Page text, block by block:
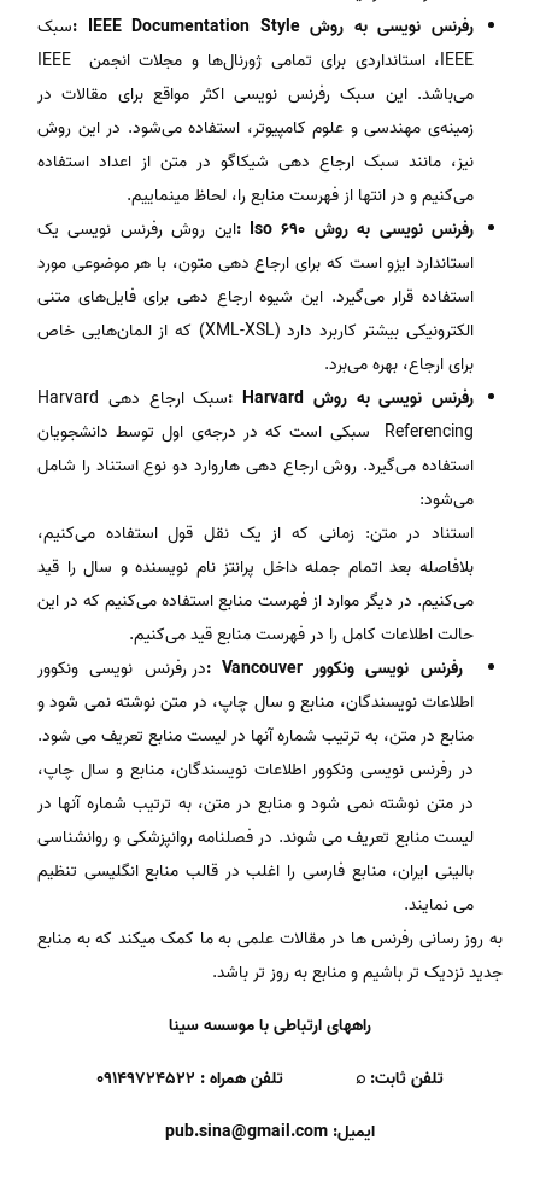
رفرنس نویسی به روش IEEE Documentation Style :
سبک
IEEE، استانداردی برای تمامی ژورنال‌ها و مجلات انجمن IEEE
می‌باشد. این سبک رفرنس نویسی اکثر مواقع برای مقالات در
زمینه‌ی مهندسی و علوم کامپیوتر، استفاده می‌شود. در این روش
نیز، مانند سبک ارجاع دهی شیکاگو در متن از اعداد استفاده
می‌کنیم و در انتها از فهرست منابع را، لحاظ مینماییم.
رفرنس نویسی به روش Iso 690 :
این روش رفرنس نویسی یک
استاندارد ایزو است که برای ارجاع دهی متون، با هر موضوعی مورد
استفاده قرار می‌گیرد. این شیوه ارجاع دهی برای فایل‌های متنی
الکترونیکی بیشتر کاربرد دارد (XML-XSL) که از المان‌هایی خاص
برای ارجاع، بهره می‌برد.
رفرنس نویسی به روش Harvard :
سبک ارجاع دهی Harvard
Referencing سبکی است که در درجه‌ی اول توسط دانشجویان
استفاده می‌گیرد. روش ارجاع دهی هاروارد دو نوع استناد را شامل
می‌شود:
استناد در متن: زمانی که از یک نقل قول استفاده می‌کنیم،
بلافاصله بعد اتمام جمله داخل پرانتز نام نویسنده و سال را قید
می‌کنیم. در دیگر موارد از فهرست منابع استفاده می‌کنیم که در این
حالت اطلاعات کامل را در فهرست منابع قید می‌کنیم.
رفرنس نویسی ونکوور Vancouver :
در رفرنس نویسی ونکوور
اطلاعات نویسندگان، منابع و سال چاپ، در متن نوشته نمی شود و
منابع در متن، به ترتیب شماره آنها در لیست منابع تعریف می شود.
در رفرنس نویسی ونکوور اطلاعات نویسندگان، منابع و سال چاپ،
در متن نوشته نمی شود و منابع در متن، به ترتیب شماره آنها در
لیست منابع تعریف می شوند. در فصلنامه روانپزشکی و روانشناسی
بالینی ایران، منابع فارسی را اغلب در قالب منابع انگلیسی تنظیم
می نمایند.
به روز رسانی رفرنس ها در مقالات علمی به ما کمک میکند که به منابع
جدید نزدیک تر باشیم و منابع به روز تر باشد.
راههای ارتباطی با موسسه سینا
تلفن ثابت: ⌕ تلفن همراه : ۰۹۱۴۹۷۲۴۵۲۲
ایمیل: pub.sina@gmail.com